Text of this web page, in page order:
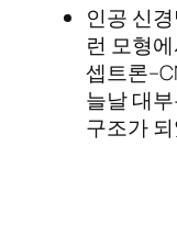
인공 신
런 모형
셉트론
늘날 대
구조가